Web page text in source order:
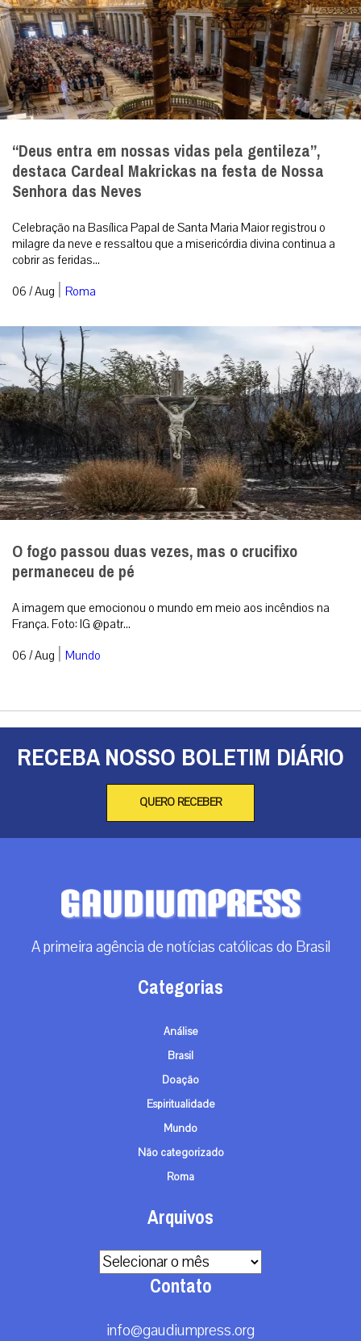
“Deus entra em nossas vidas pela gentileza”,
destaca Cardeal Makrickas na festa de Nossa
Senhora das Neves
Celebração na Basílica Papal de Santa Maria Maior registrou o
milagre da neve e ressaltou que a misericórdia divina continua a
cobrir as feridas...
06 / Aug | Roma
O fogo passou duas vezes, mas o crucifixo
permaneceu de pé
A imagem que emocionou o mundo em meio aos incêndios na
França. Foto: IG @patr...
06 / Aug | Mundo
RECEBA NOSSO BOLETIM DIÁRIO
QUERO RECEBER
A primeira agência de notícias católicas do Brasil
Categorias
Análise
Brasil
Doação
Espiritualidade
Mundo
Não categorizado
Roma
Arquivos
Arquivos
Contato
info@gaudiumpress.org